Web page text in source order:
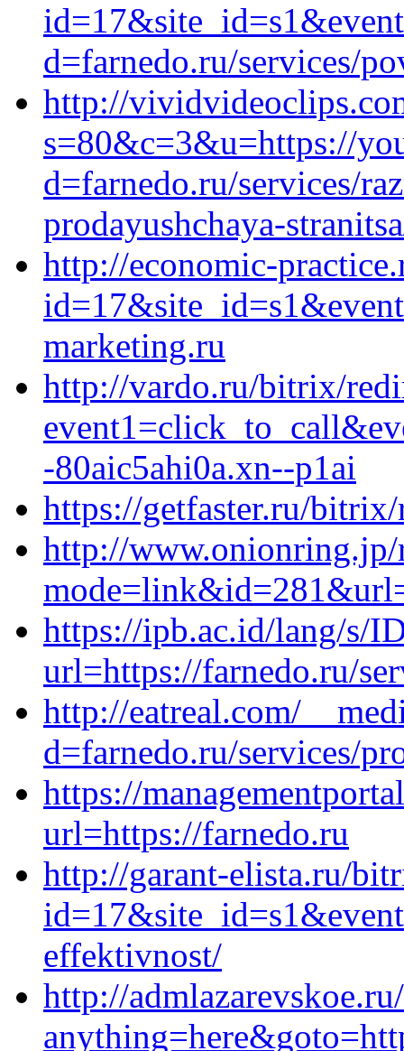
d=farnedo.ru/services/
http://
s=80&c=3&u=https://
d=farnedo.ru/services/
prodayushchaya-
http://economic-
marketing.ru
http://vardo.ru/bitrix/
-80aic5ahi0a.xn--p1ai
https://getfaster.ru/
http://www.onionring.jp/
https://ipb.ac.id/lang/s/
url=https://farnedo.ru/
http://eatreal.com/
d=farnedo.ru/services/
https://
url=https://farnedo.ru
http://garant-elista.ru/
effektivnost/
http://